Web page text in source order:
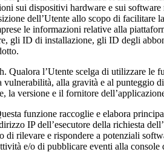
sui dispositivi hardware e sui
dell’Utente allo scopo di
le informazioni relative alla
gli ID di installazione, gli ID degli
Qualora l’Utente scelga di utilizzare le
vulnerabilità, alla gravità e al
la versione e il fornitore
funzione raccoglie e elabora
IP dell’esecutore della richiesta
di rilevare e rispondere a potenziali
e/o di pubblicare eventi alla